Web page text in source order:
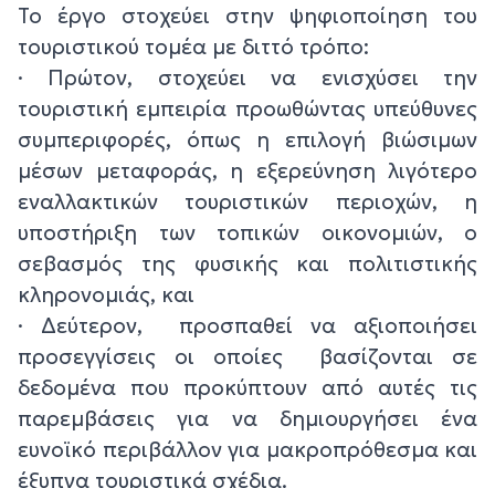
Το έργο στοχεύει στην ψηφιοποίηση του
τουριστικού τομέα με διττό τρόπο:
· Πρώτον, στοχεύει να ενισχύσει την
τουριστική εμπειρία προωθώντας υπεύθυνες
συμπεριφορές, όπως η επιλογή βιώσιμων
μέσων μεταφοράς, η εξερεύνηση λιγότερο
εναλλακτικών τουριστικών περιοχών, η
υποστήριξη των τοπικών οικονομιών, ο
σεβασμός της φυσικής και πολιτιστικής
κληρονομιάς, και
· Δεύτερον, προσπαθεί να αξιοποιήσει
προσεγγίσεις οι οποίες βασίζονται σε
δεδομένα που προκύπτουν από αυτές τις
παρεμβάσεις για να δημιουργήσει ένα
ευνοϊκό περιβάλλον για μακροπρόθεσμα και
έξυπνα τουριστικά σχέδια.